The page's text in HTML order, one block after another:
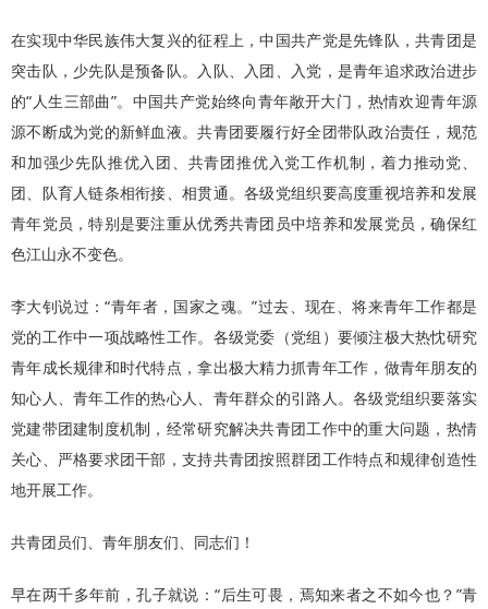
在实现中华民族伟大复兴的征程上，中国共产党是先锋队，共青团是
突击队，少先队是预备队。入队、入团、入党，是青年追求政治进步
的“人生三部曲”。中国共产党始终向青年敞开大门，热情欢迎青年源
源不断成为党的新鲜血液。共青团要履行好全团带队政治责任，规范
和加强少先队推优入团、共青团推优入党工作机制，着力推动党、
团、队育人链条相衔接、相贯通。各级党组织要高度重视培养和发展
青年党员，特别是要注重从优秀共青团员中培养和发展党员，确保红
色江山永不变色。
李大钊说过：“青年者，国家之魂。”过去、现在、将来青年工作都是
党的工作中一项战略性工作。各级党委（党组）要倾注极大热忱研究
青年成长规律和时代特点，拿出极大精力抓青年工作，做青年朋友的
知心人、青年工作的热心人、青年群众的引路人。各级党组织要落实
党建带团建制度机制，经常研究解决共青团工作中的重大问题，热情
关心、严格要求团干部，支持共青团按照群团工作特点和规律创造性
地开展工作。
共青团员们、青年朋友们、同志们！
早在两千多年前，孔子就说：“后生可畏，焉知来者之不如今也？”青